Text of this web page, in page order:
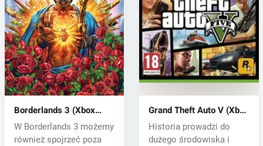
Borderlands 3 (Xbox
One) key
W Borderlands 3 możemy
również spojrzeć poza
Grand Theft Auto V (Xbox
One) key
Historia prowadzi do
dużego środowiska i